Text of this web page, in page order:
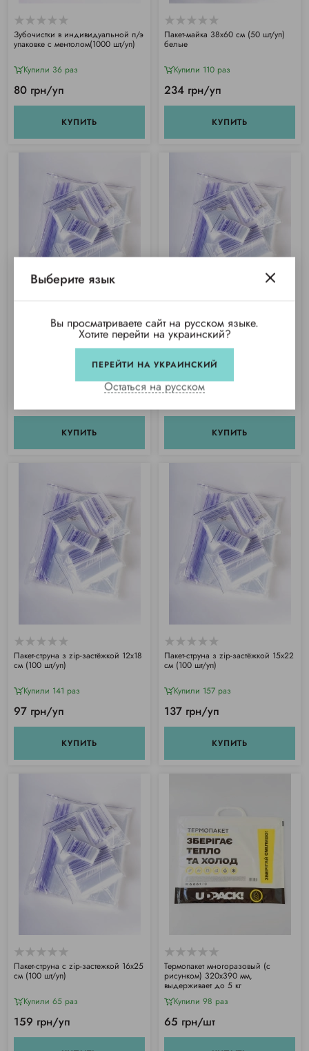
Зубочистки в индивидуальной п/э
упаковке с ментолом(1000 шт/уп)
Купили 36 раз
80 грн/уп
КУПИТЬ
Пакет-майка 38х60 см (50 шт/уп)
белые
Купили 110 раз
234 грн/уп
КУПИТЬ
Пакет-струна з zip-застёжкой 5х7
Купили 137 раз
КУПИТЬ
Пакет-струна з zip-застёжкой 10х15
Купили 194 раза
КУПИТЬ
Пакет-струна з zip-застёжкой 12х18
см (100 шт/уп)
Купили 141 раз
97 грн/уп
КУПИТЬ
Пакет-струна з zip-застёжкой 15х22
см (100 шт/уп)
Купили 157 раз
137 грн/уп
КУПИТЬ
Пакет-струна с zip-застежкой 16х25
см (100 шт/уп)
Купили 65 раз
159 грн/уп
Термопакет многоразовый (с
рисунком) 320х390 мм,
выдерживает до 5 кг
Купили 98 раз
65 грн/шт
Выберите язык
Вы просматриваете сайт на русском языке.
Хотите перейти на украинский?
ПЕРЕЙТИ НА УКРАИНСКИЙ
Остаться на русском